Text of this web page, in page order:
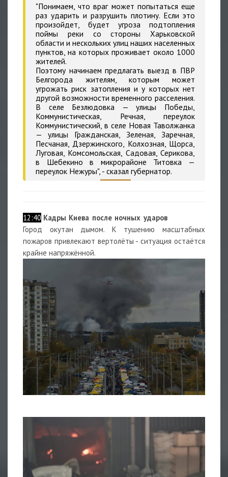
"Понимаем, что враг может попытаться еще
раз ударить и разрушить плотину. Если это
произойдет, будет угроза подтопления
поймы реки со стороны Харьковской
области и нескольких улиц наших населенных
пунктов, на которых проживает около 1000
жителей.
Поэтому начинаем предлагать выезд в ПВР
Белгорода жителям, которым может
угрожать риск затопления и у которых нет
другой возможности временного расселения.
В селе Безлюдовка — улицы Победы,
Коммунистическая, Речная, переулок
Коммунистический, в селе Новая Таволжанка
— улицы Гражданская, Зеленая, Заречная,
Песчаная, Дзержинского, Колхозная, Щорса,
Луговая, Комсомольская, Садовая, Серикова,
в Шебекино в микрорайоне Титовка —
переулок Нежуры", - сказал губернатор.
12:40 Кадры Киева после ночных ударов
Город окутан дымом. К тушению масштабных
пожаров привлекают вертолёты - ситуация остаётся
крайне напряжённой.